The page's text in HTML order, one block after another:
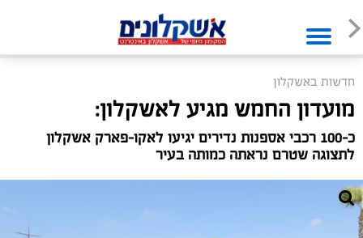
חדשות באשקלון
מועדון החמש מגיע לאשקלון:
כ-100 רכבי אספנות נדירים יגיעו לאקו-פארק אשקלון
לתצוגה שטרם נראתה כמותה בעיר